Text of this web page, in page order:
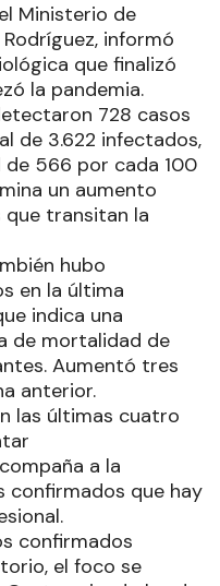
Ministerio de
informó
que finalizó
la pandemia.
728 casos
de 3.622 infectados,
566 por cada 100
un aumento
transitan la
hubo
en la última
indica una
de mortalidad de
Aumentó tres
anterior.
las últimas cuatro
a la
confirmados que hay
confirmados
el foco se